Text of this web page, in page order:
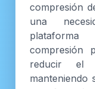
compresión
una
compresión
reducir el
manteniendo